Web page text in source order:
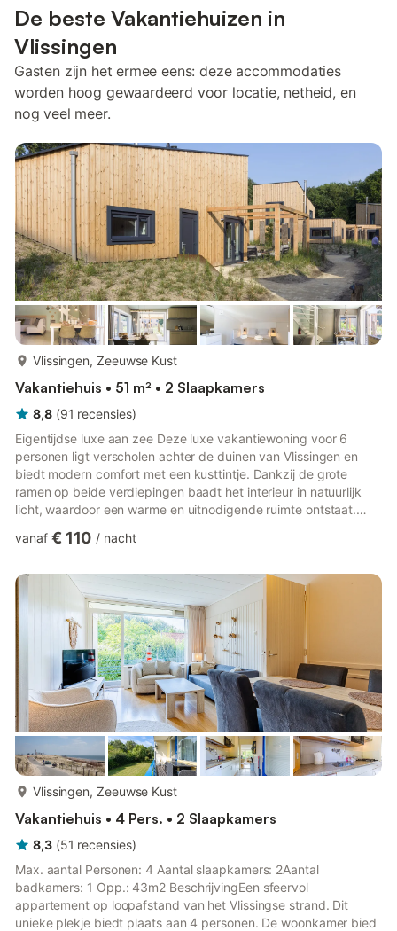
De beste Vakantiehuizen in
Vlissingen
Gasten zijn het ermee eens: deze accommodaties
worden hoog gewaardeerd voor locatie, netheid, en
nog veel meer.
Vlissingen, Zeeuwse Kust
Vakantiehuis • 51 m² • 2 Slaapkamers
8,8 (91 recensies)
Eigentijdse luxe aan zee Deze luxe vakantiewoning voor 6
personen ligt verscholen achter de duinen van Vlissingen en
biedt modern comfort met een kusttintje. Dankzij de grote
ramen op beide verdiepingen baadt het interieur in natuurlijk
licht, waardoor een warme en uitnodigende ruimte ontstaat.
heerlijke maaltijden in de volledig uitgeruste open keuken en
elegante slaapkamers en een stijlvolle slaapmezzanine,
waardoor het ideaal is voor gezinnen of vrienden. Stap naar
vanaf € 110 / nacht
Vlissingen, Zeeuwse Kust
Vakantiehuis • 4 Pers. • 2 Slaapkamers
8,3 (51 recensies)
Max. aantal Personen: 4 Aantal slaapkamers: 2Aantal
badkamers: 1 Opp.: 43m2 BeschrijvingEen sfeervol
appartement op loopafstand van het Vlissingse strand. Dit
unieke plekje biedt plaats aan 4 personen. De woonkamer bied